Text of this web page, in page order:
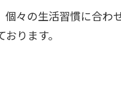
々の生活習慣に合わ
ります。